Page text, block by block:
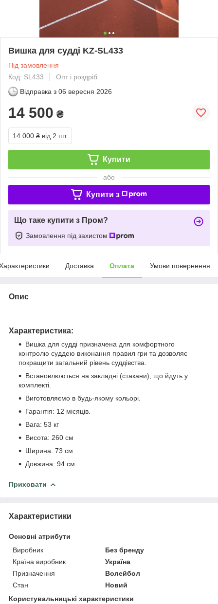
Вишка для судді KZ-SL433
Під замовлення
Код: SL433
Опт і роздріб
Відправка з 06 вересня 2026
14 500 ₴
14 000 ₴ від 2 шт.
Купити
або
Купити з
Що таке купити з Пром?
Замовлення під захистом
Доставка Оплата Умови повернення
Опис
Характеристика:
Вишка для судді призначена для комфортного
контролю суддею виконання правил гри та дозволяє
покращити загальний рівень суддівства.
Встановлюються на закладні (стакани), що йдуть у
комплекті.
Виготовляємо в будь-якому кольорі.
Гарантія: 12 місяців.
Вага: 53 кг
Висота: 260 см
Ширина: 73 см
Довжина: 94 см
Приховати
Характеристики
Основні атрибути
Виробник
Без бренду
Країна виробник
Україна
Призначення
Волейбол
Стан
Новий
Користувальницькі характеристики